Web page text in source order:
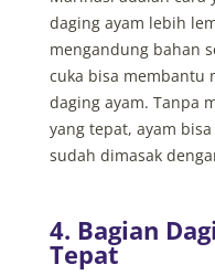
daging ayam lebih
mengandung bahan
cuka bisa membantu
daging ayam. Tanpa
yang tepat, ayam
sudah dimasak
4. Bagian
Tepat